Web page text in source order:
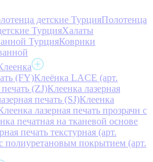
детские ТурцияПолотенца
ТурцияХалаты
ТурцияКоврики
(FY)Клеёнка LACE (арт.
(ZJ)Клеенка лазерная
печать (SJ)Клеенка
лазерная печать прозрачн с
печатная на тканевой основе
печать текстурная (арт.
полиуретановым покрытием (арт.